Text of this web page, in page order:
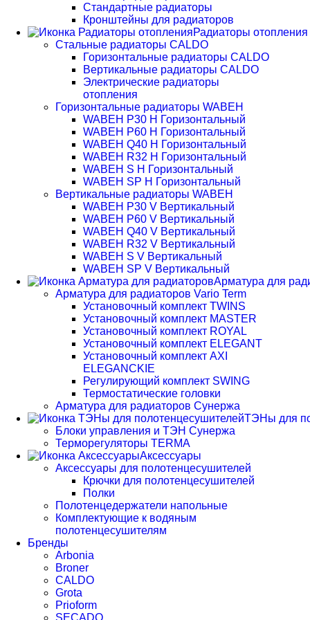
Стандартные радиаторы
Кронштейны для радиаторов
Радиаторы отопления
Стальные радиаторы CALDO
Горизонтальные радиаторы CALDO
Вертикальные радиаторы CALDO
Электрические радиаторы
отопления
Горизонтальные радиаторы WABEH
WABEH P30 H Горизонтальный
WABEH P60 H Горизонтальный
WABEH Q40 H Горизонтальный
WABEH R32 H Горизонтальный
WABEH S H Горизонтальный
WABEH SP H Горизонтальный
Вертикальные радиаторы WABEH
WABEH P30 V Вертикальный
WABEH P60 V Вертикальный
WABEH Q40 V Вертикальный
WABEH R32 V Вертикальный
WABEH S V Вертикальный
WABEH SP V Вертикальный
Арматура для
Арматура для радиаторов Vario Term
Установочный комплект TWINS
Установочный комплект MASTER
Установочный комплект ROYAL
Установочный комплект ELEGANT
Установочный комплект AXI
ELEGANCKIE
Регулирующий комплект SWING
Термостатические головки
Арматура для радиаторов Сунержа
ТЭНы для
Блоки управления и ТЭН Сунержа
Терморегуляторы TERMA
Аксессуары
Аксессуары для полотенцесушителей
Крючки для полотенцесушителей
Полки
Полотенцедержатели напольные
Комплектующие к водяным
полотенцесушителям
Бренды
Arbonia
Broner
CALDO
Grota
Prioform
SECADO